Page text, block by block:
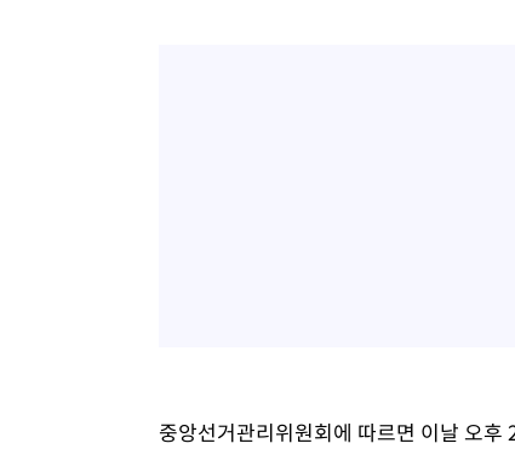
중앙선거관리위원회에 따르면 이날 오